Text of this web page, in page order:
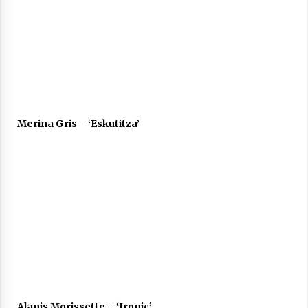
Hala Bedi irratiko Hizpidea saioan
Merina Gris – ‘Eskutitza’